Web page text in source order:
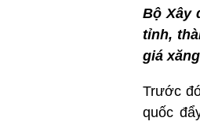
Bộ Xây
tỉnh,
giá
Trước
quốc